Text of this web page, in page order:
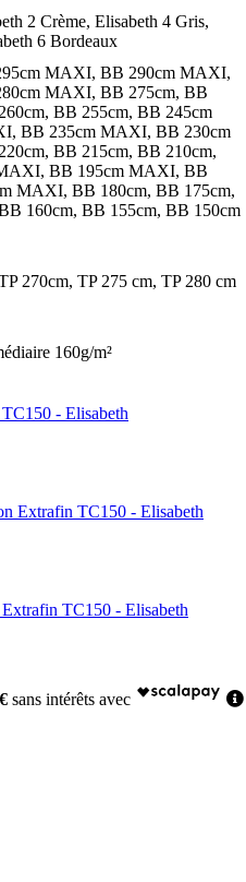
2 Crème, Elisabeth 4 Gris,
6 Bordeaux
MAXI, BB 290cm MAXI,
MAXI, BB 275cm, BB
BB 255cm, BB 245cm
BB 235cm MAXI, BB 230cm
BB 215cm, BB 210cm,
BB 195cm MAXI, BB
MAXI, BB 180cm, BB 175cm,
160cm, BB 155cm, BB 150cm
270cm, TP 275 cm, TP 280 cm
160g/m²
- Elisabeth
Extrafin TC150 - Elisabeth
TC150 - Elisabeth
sans intérêts avec